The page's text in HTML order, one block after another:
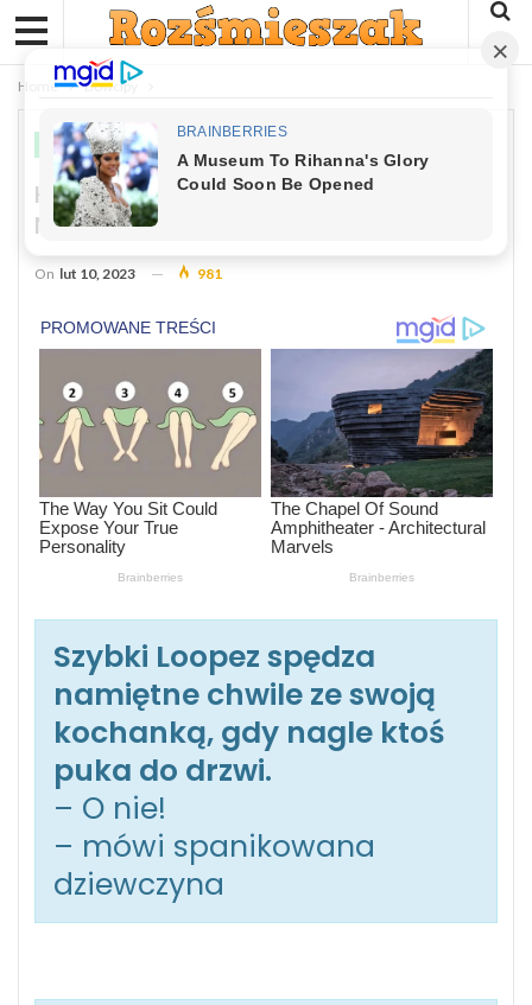
Home Dowcipy
DOWCIPY
Kawał: Szybki Loopez Spędza
Namiętne Chwile Ze Swoją Kochanką
On lut 10, 2023 981
Szybki Loopez spędza
namiętne chwile ze swoją
kochanką, gdy nagle ktoś
puka do drzwi.
– O nie!
– mówi spanikowana
dziewczyna